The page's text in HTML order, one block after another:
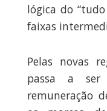
lógica do
faixas
Pelas novas
passa a
remuneração